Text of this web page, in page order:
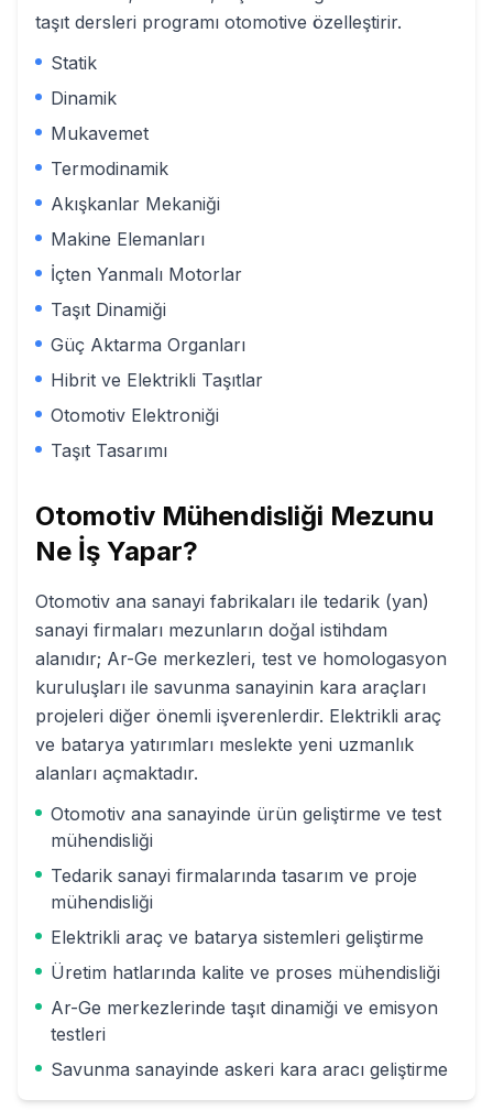
taşıt dersleri programı otomotive özelleştirir.
Statik
Dinamik
Mukavemet
Termodinamik
Akışkanlar Mekaniği
Makine Elemanları
İçten Yanmalı Motorlar
Taşıt Dinamiği
Güç Aktarma Organları
Hibrit ve Elektrikli Taşıtlar
Otomotiv Elektroniği
Taşıt Tasarımı
Otomotiv Mühendisliği Mezunu
Ne İş Yapar?
Otomotiv ana sanayi fabrikaları ile tedarik (yan)
sanayi firmaları mezunların doğal istihdam
alanıdır; Ar-Ge merkezleri, test ve homologasyon
kuruluşları ile savunma sanayinin kara araçları
projeleri diğer önemli işverenlerdir. Elektrikli araç
ve batarya yatırımları meslekte yeni uzmanlık
alanları açmaktadır.
Otomotiv ana sanayinde ürün geliştirme ve test
mühendisliği
Tedarik sanayi firmalarında tasarım ve proje
mühendisliği
Elektrikli araç ve batarya sistemleri geliştirme
Üretim hatlarında kalite ve proses mühendisliği
Ar-Ge merkezlerinde taşıt dinamiği ve emisyon
testleri
Savunma sanayinde askeri kara aracı geliştirme